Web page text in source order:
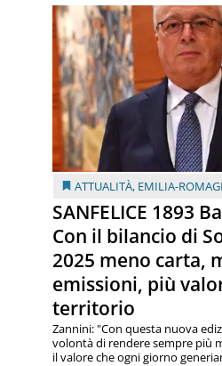
ATTUALITÀ, EMILIA-
SANFELICE 1893
Con il bilancio di
2025 meno carta,
emissioni, più
territorio
Zannini: "Con questa nuova
volontà di rendere sempre più
il valore che ogni giorno